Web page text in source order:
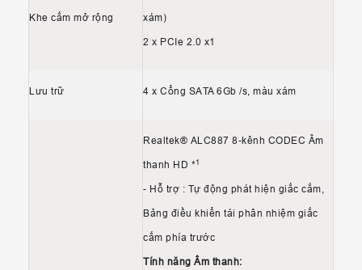
Khe cắm mở rộng
xám)
2 x PCIe 2.0 x1
Lưu trữ 4 x Cổng SATA 6Gb /s, màu xám
Realtek® ALC887 8-kênh CODEC Âm
thanh HD *1
- Hỗ trợ : Tự động phát hiện giắc cắm,
Bảng điều khiển tái phân nhiệm giắc
cắm phía trước
Tính năng Âm thanh: